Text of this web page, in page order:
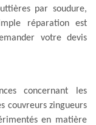
par soudure,
réparation est
votre devis
concernant les
couvreurs zingueurs
en matière